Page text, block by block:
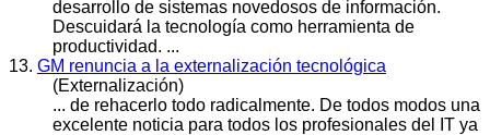
desarrollo de sistemas novedosos de información.
Descuidará la tecnología como herramienta de
productividad. ...
13. GM renuncia a la externalización tecnológica
(Externalización)
... de rehacerlo todo radicalmente. De todos modos una
excelente noticia para todos los profesionales del IT ya